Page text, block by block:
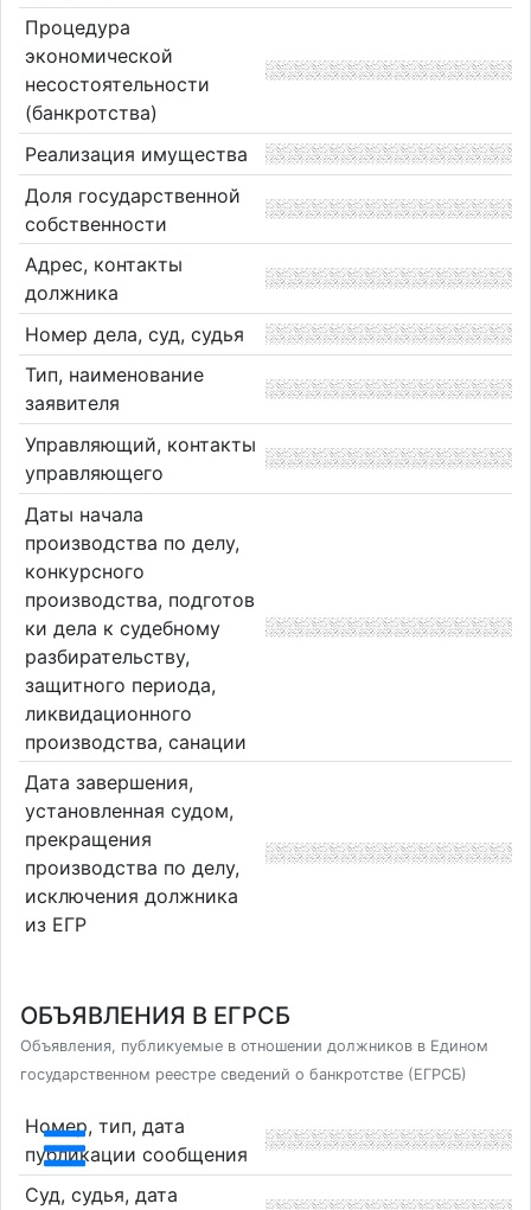
Процедура
экономической
несостоятельности
(банкротства)
Реализация имущества
Доля государственной
собственности
Адрес, контакты
должника
Номер дела, суд, судья
Тип, наименование
заявителя
Управляющий, контакты
управляющего
Даты начала
производства по делу,
конкурсного
производства, подготов
ки дела к судебному
разбирательству,
защитного периода,
ликвидационного
производства, санации
Дата завершения,
установленная судом,
прекращения
производства по делу,
исключения должника
из ЕГР
ОБЪЯВЛЕНИЯ В ЕГРСБ
Объявления, публикуемые в отношении должников в Едином
государственном реестре сведений о банкротстве (ЕГРСБ)
Номер, тип, дата
публикации сообщения
Суд, судья, дата